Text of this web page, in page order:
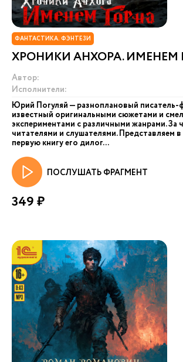
ФАНТАСТИКА. ФЭНТЕЗИ
ХРОНИКИ АНХОРА. ИМЕНЕМ
Автор:
Исполнители:
Юрий Погуляй — разноплановый писатель-
известный оригинальными сюжетами и
экспериментами с различными жанрами. За
читателями и слушателями. Представляем
первую книгу его дилог...
ПОСЛУШАТЬ ФРАГМЕНТ
349 ₽